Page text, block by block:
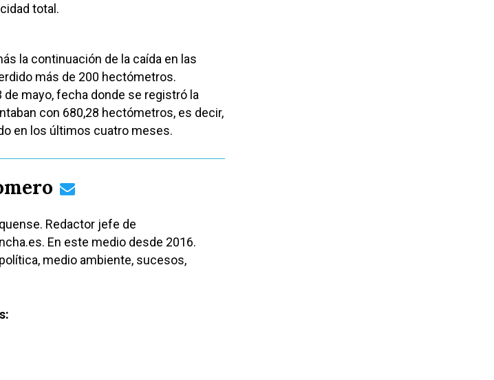
total.
la continuación de la caída en las
más de 200 hectómetros.
mayo, fecha donde se registró la
con 680,28 hectómetros, es decir,
en los últimos cuatro meses.
Redactor jefe de
En este medio desde 2016.
medio ambiente, sucesos,